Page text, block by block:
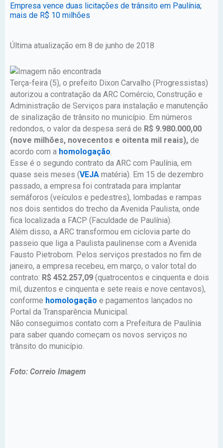
Empresa vence duas licitações de trânsito em Paulínia;
mais de R$ 10 milhões
Última atualização em 8 de junho de 2018
Terça-feira (5), o prefeito Dixon Carvalho (Progressistas)
autorizou a contratação da ARC Comércio, Construção e
Administração de Serviços para instalação e manutenção
de sinalização de trânsito no município. Em números
redondos, o valor da despesa será de R$ 9.980.000,00
(nove milhões, novecentos e oitenta mil reais), de
acordo com a homologação.
Esse é o segundo contrato da ARC com Paulínia, em
quase seis meses (VEJA matéria). Em 15 de dezembro
passado, a empresa foi contratada para implantar
semáforos (veículos e pedestres), lombadas e rampas
nos dois sentidos do trecho da Avenida Paulista, onde
fica localizada a FACP (Faculdade de Paulínia).
Além disso, a ARC transformou em ciclovia parte do
passeio que liga a Paulista paulinense com a Avenida
Fausto Pietrobom. Pelos serviços prestados no fim de
janeiro, a empresa recebeu, em março, o valor total do
contrato: R$ 452.257,09 (quatrocentos e cinquenta e dois
mil, duzentos e cinquenta e sete reais e nove centavos),
conforme homologação e pagamentos lançados no
Portal da Transparência Municipal.
Não conseguimos contato com a Prefeitura de Paulínia
para saber quando começam os novos serviços no
trânsito do município.
Foto: Correio Imagem